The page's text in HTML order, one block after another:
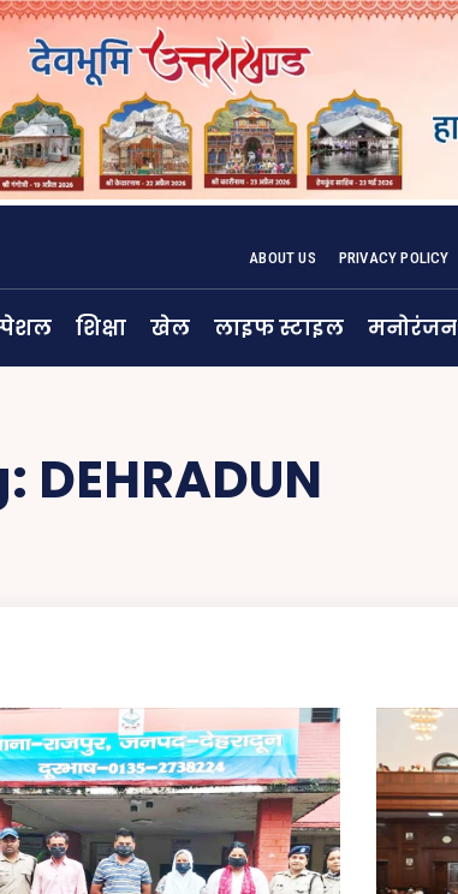
ABOUT US PRIVACY POLICY
शिक्षा खेल लाइफ स्टाइल मनोरंजन
DEHRADUN